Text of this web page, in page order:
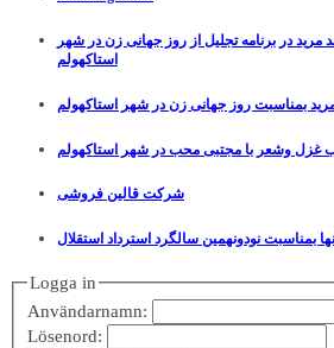
در برنامه تجلیل از روز جهانی زن در شهر
استاکهولم
بمناسبت روز جهانی زن در شهر استاکهولم
غزل وشعر با مجتبی محب در شهر استاکهولم
شرکت قالین فروشی
بمناسبت نودونهمین سالگرد استرداد استقلال
Logga in
Användarnamn:
Lösenord: